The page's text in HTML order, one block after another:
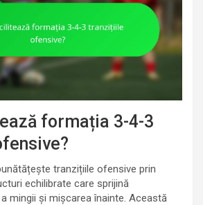
formația 3-4-3
tranzițiile ofensive prin
echilibrate care sprijină
mingii și mișcarea înainte. Această